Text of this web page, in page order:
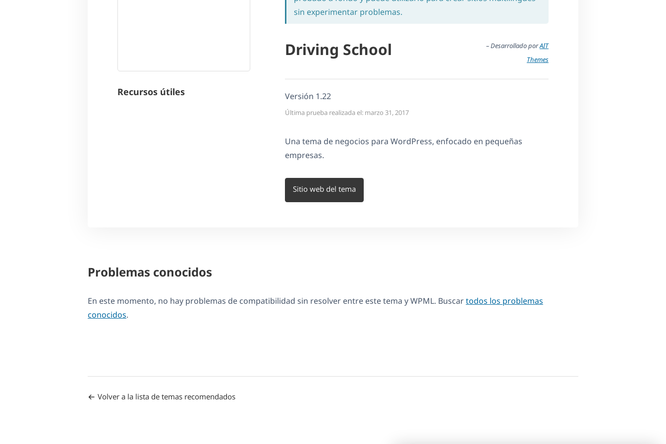
Recursos útiles
sin experimentar problemas.
Driving School – Desarrollado porAIT
Themes
Versión 1.22
Última prueba realizada el: marzo 31, 2017
Una tema de negocios para WordPress, enfocado en pequeñas
empresas.
Sitio web del tema
Problemas conocidos
En este momento, no hay problemas de compatibilidad sin resolver entre este tema y WPML. Buscartodos los problemas
conocidos.
Volver a la lista de temas recomendados